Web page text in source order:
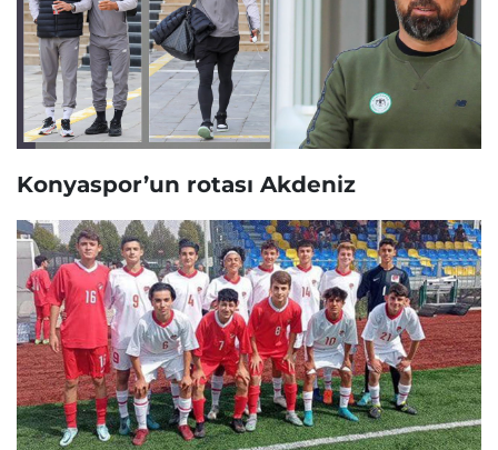
Konyaspor’un rotası Akdeniz